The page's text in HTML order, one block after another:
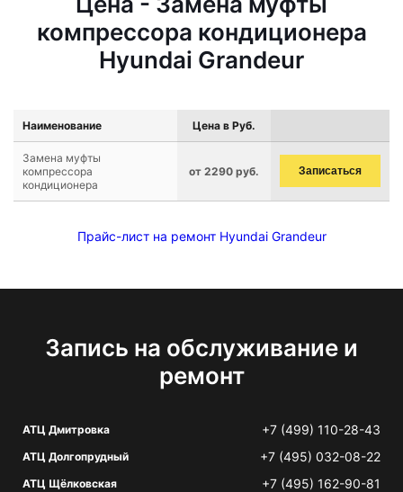
компрессора кондиционера
Hyundai Grandeur
Наименование Цена в Руб.
Замена муфты
компрессора
кондиционера
от 2290 руб. Записаться
Прайс-лист на ремонт Hyundai Grandeur
Запись на обслуживание и
ремонт
АТЦ Дмитровка +7 (499) 110-28-43
АТЦ Долгопрудный +7 (495) 032-08-22
АТЦ Щёлковская +7 (495) 162-90-81